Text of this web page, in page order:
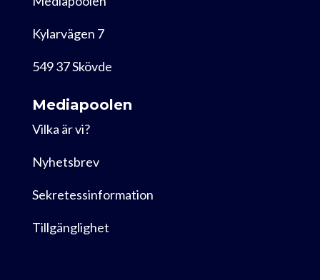
Kylarvägen 7
549 37 Skövde
Mediapoolen
Vilka är vi?
Nyhetsbrev
Sekretessinformation
Tillgänglighet